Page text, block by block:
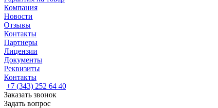
Компания
Новости
Отзывы
Контакты
Партнеры
Лицензии
Документы
Реквизиты
Контакты
+7 (343) 252 64 40
Заказать звонок
Задать вопрос